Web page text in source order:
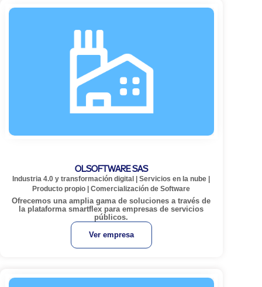
OLSOFTWARE SAS
Industria 4.0 y transformación digital |Servicios en la nube
Producto propio |Comercialización de Software
Ofrecemos una amplia gama de soluciones a través de
la plataforma smartflex para empresas de servicios
públicos.
Ver empresa